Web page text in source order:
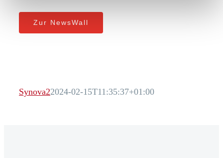
Zur NewsWall
Synova22024-02-15T11:35:37+01:00